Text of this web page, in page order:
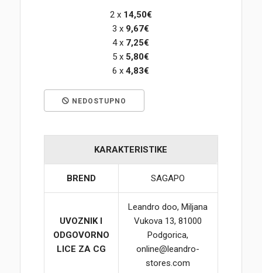
2 x 14,50€
3 x 9,67€
4 x 7,25€
5 x 5,80€
6 x4,83€
NEDOSTUPNO
KARAKTERISTIKE
BREND SAGAPO
UVOZNIK I
ODGOVORNO
LICE ZA CG
Leandro doo, Miljana
Vukova 13, 81000
Podgorica,
online@leandro-
stores.com